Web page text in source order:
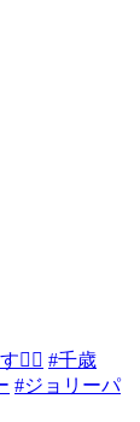
🙇‍♂️ #千歳
#ジョリーパ